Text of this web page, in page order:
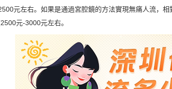
元左右。如果是通過宮腔鏡的方法實現無痛人流，
元-3000元左右。